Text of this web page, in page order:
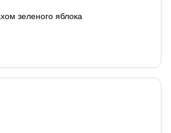
зеленого яблока